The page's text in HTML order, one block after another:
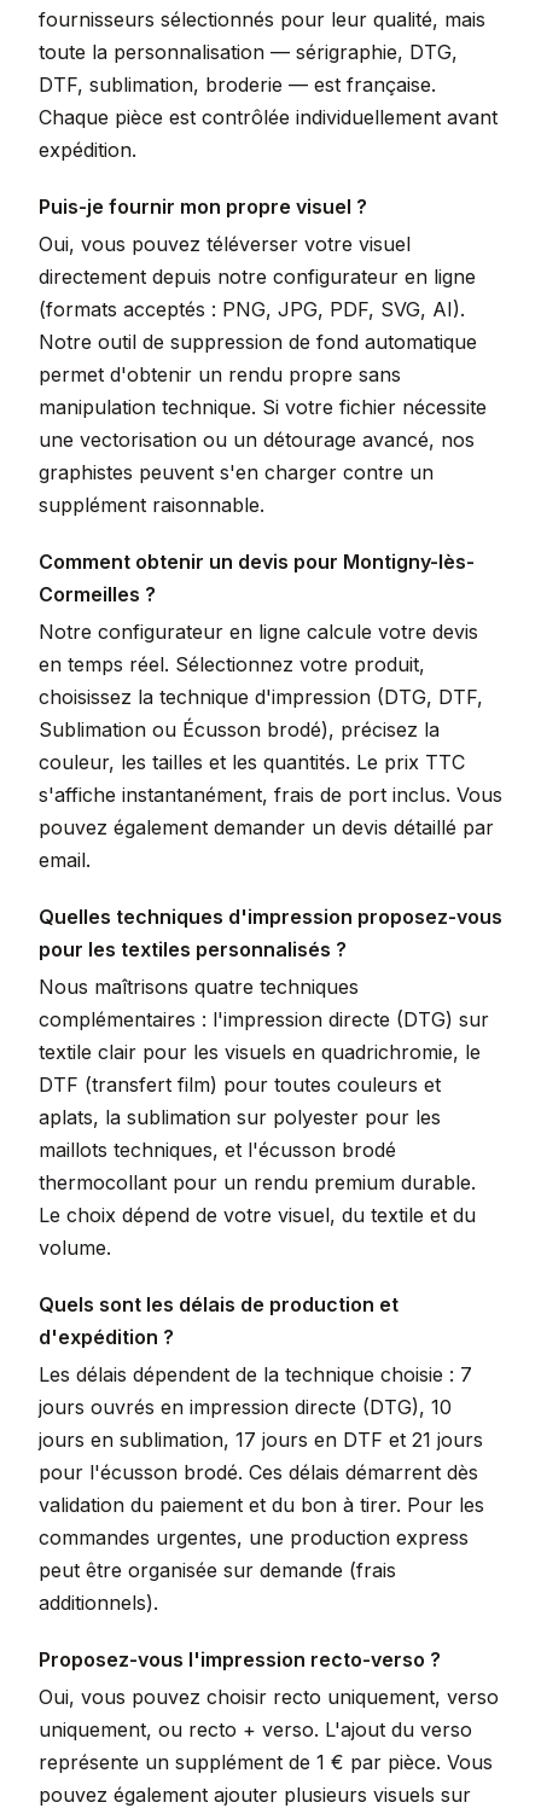
fournisseurs sélectionnés pour leur qualité, mais
toute la personnalisation — sérigraphie, DTG,
DTF, sublimation, broderie — est française.
Chaque pièce est contrôlée individuellement avant
expédition.
Puis-je fournir mon propre visuel ?
Oui, vous pouvez téléverser votre visuel
directement depuis notre configurateur en ligne
(formats acceptés : PNG, JPG, PDF, SVG, AI).
Notre outil de suppression de fond automatique
permet d'obtenir un rendu propre sans
manipulation technique. Si votre fichier nécessite
une vectorisation ou un détourage avancé, nos
graphistes peuvent s'en charger contre un
supplément raisonnable.
Comment obtenir un devis pour Montigny-lès-
Cormeilles ?
Notre configurateur en ligne calcule votre devis
en temps réel. Sélectionnez votre produit,
choisissez la technique d'impression (DTG, DTF,
Sublimation ou Écusson brodé), précisez la
couleur, les tailles et les quantités. Le prix TTC
s'affiche instantanément, frais de port inclus. Vous
pouvez également demander un devis détaillé par
email.
Quelles techniques d'impression proposez-vous
pour les textiles personnalisés ?
Nous maîtrisons quatre techniques
complémentaires : l'impression directe (DTG) sur
textile clair pour les visuels en quadrichromie, le
DTF (transfert film) pour toutes couleurs et
aplats, la sublimation sur polyester pour les
maillots techniques, et l'écusson brodé
thermocollant pour un rendu premium durable.
Le choix dépend de votre visuel, du textile et du
volume.
Quels sont les délais de production et
d'expédition ?
Les délais dépendent de la technique choisie : 7
jours ouvrés en impression directe (DTG), 10
jours en sublimation, 17 jours en DTF et 21 jours
pour l'écusson brodé. Ces délais démarrent dès
validation du paiement et du bon à tirer. Pour les
commandes urgentes, une production express
peut être organisée sur demande (frais
additionnels).
Proposez-vous l'impression recto-verso ?
Oui, vous pouvez choisir recto uniquement, verso
uniquement, ou recto + verso. L'ajout du verso
représente un supplément de 1 € par pièce. Vous
pouvez également ajouter plusieurs visuels sur